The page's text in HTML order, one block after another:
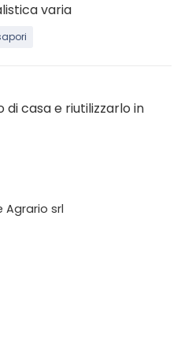
varia
casa e riutilizzarlo in
Agrario srl